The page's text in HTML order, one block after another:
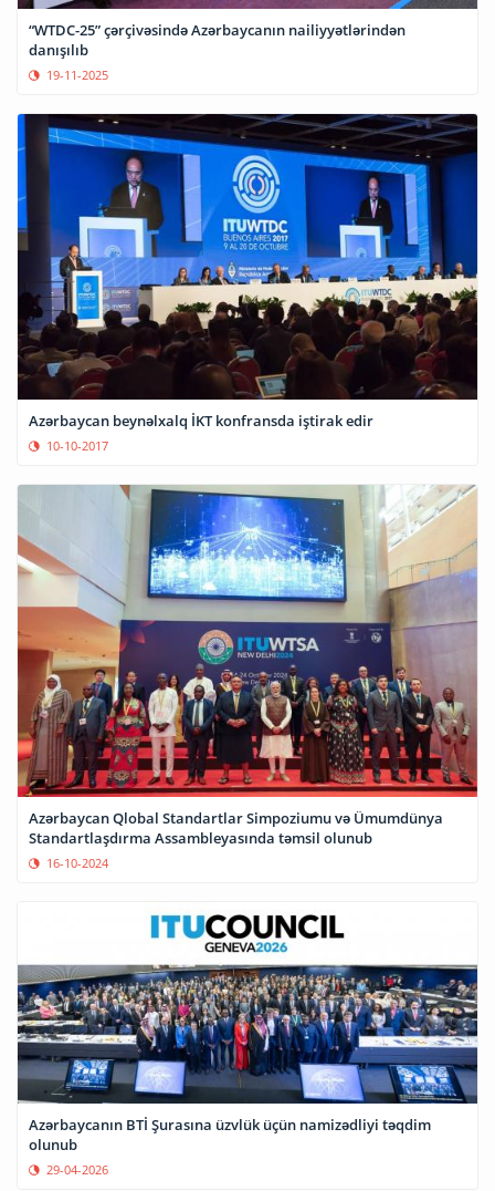
“WTDC-25” çərçivəsində Azərbaycanın nailiyyətlərindən
danışılıb
19-11-2025
Azərbaycan beynəlxalq İKT konfransda iştirak edir
10-10-2017
Azərbaycan Qlobal Standartlar Simpoziumu və Ümumdünya
Standartlaşdırma Assambleyasında təmsil olunub
16-10-2024
Azərbaycanın BTİ Şurasına üzvlük üçün namizədliyi təqdim
olunub
29-04-2026